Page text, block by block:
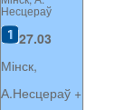
Несцераў
27.03
Мінск,
А.Несцераў +